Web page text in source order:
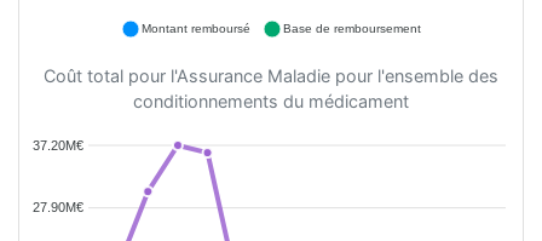
Montant remboursé Base de remboursement
Coût total pour l'Assurance Maladie pour l'ensemble des
conditionnements du médicament
37.20M€
27.90M€